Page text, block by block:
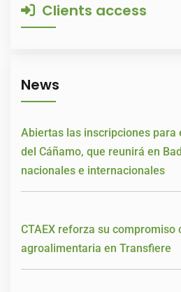
Clients access
News
Abiertas las inscripciones para
del Cáñamo, que reunirá en
nacionales e internacionales
CTAEX reforza su compromiso
agroalimentaria en Transfiere